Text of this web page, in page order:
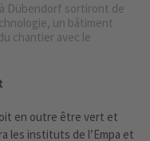
à Dübendorf sortiront de
un bâtiment
chantier avec le
en outre être vert et
les instituts de l’Empa et